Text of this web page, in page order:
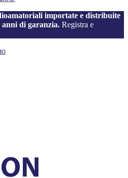
importate e distribuite
anni di garanzia. Registra e